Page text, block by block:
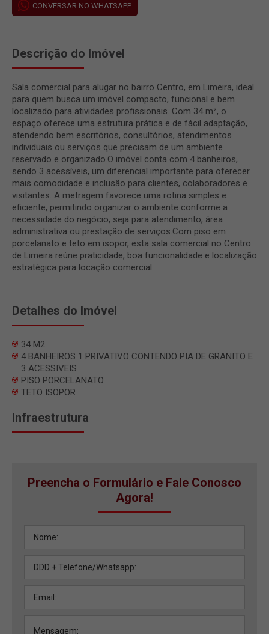
CONVERSAR NO WHATSAPP
Descrição do Imóvel
Sala comercial para alugar no bairro Centro, em Limeira, ideal
para quem busca um imóvel compacto, funcional e bem
localizado para atividades profissionais. Com 34 m², o
espaço oferece uma estrutura prática e de fácil adaptação,
atendendo bem escritórios, consultórios, atendimentos
individuais ou serviços que precisam de um ambiente
reservado e organizado.O imóvel conta com 4 banheiros,
sendo 3 acessíveis, um diferencial importante para oferecer
mais comodidade e inclusão para clientes, colaboradores e
visitantes. A metragem favorece uma rotina simples e
eficiente, permitindo organizar o ambiente conforme a
necessidade do negócio, seja para atendimento, área
administrativa ou prestação de serviços.Com piso em
porcelanato e teto em isopor, esta sala comercial no Centro
de Limeira reúne praticidade, boa funcionalidade e localização
estratégica para locação comercial.
Detalhes do Imóvel
34 M2
4 BANHEIROS 1 PRIVATIVO CONTENDO PIA DE GRANITO E
3 ACESSIVEIS
PISO PORCELANATO
TETO ISOPOR
Infraestrutura
Preencha o Formulário e Fale Conosco
Agora!